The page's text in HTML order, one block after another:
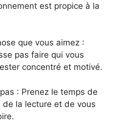
est propice à la
que vous aimez :
pas faire qui vous
concentré et motivé.
: Prenez le temps de
de la lecture et de vous